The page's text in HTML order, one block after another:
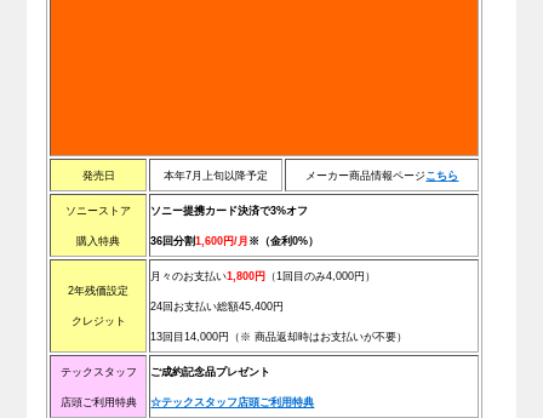
発売日 本年7月上旬以降予定 メーカー商品情報ページこちら
ソニーストア
購入特典
ソニー提携カード決済で3%オフ
36回分割1,600円/月 ※（金利0%）
2年残価設定
クレジット
月々のお支払い1,800円 （1回目のみ4,000円）
24回お支払い総額45,400円
13回目14,000円（※ 商品返却時はお支払いが不要）
テックスタッフ
店頭ご利用特典
ご成約記念品プレゼント
☆テックスタッフ店頭ご利用特典